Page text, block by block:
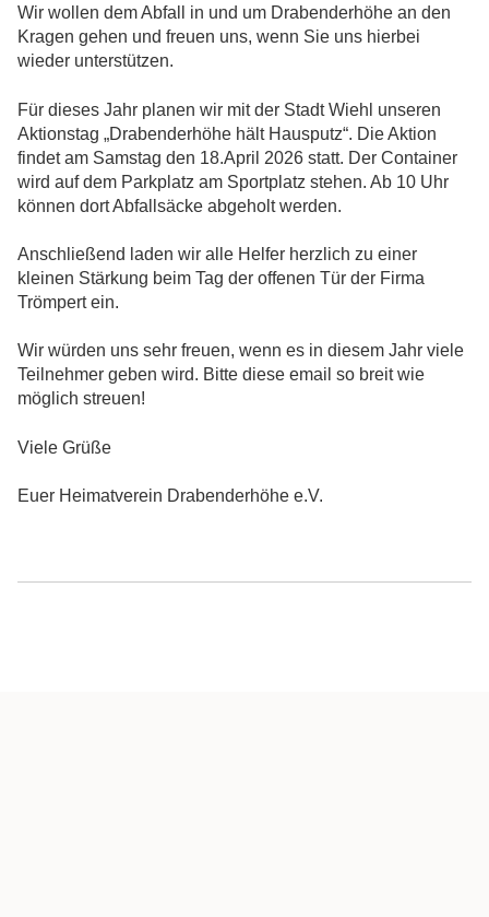
Wir wollen dem Abfall in und um Drabenderhöhe an den
Kragen gehen und freuen uns, wenn Sie uns hierbei
wieder unterstützen.
Für dieses Jahr planen wir mit der Stadt Wiehl unseren
Aktionstag „Drabenderhöhe hält Hausputz“. Die Aktion
findet am Samstag den 18.April 2026 statt. Der Container
wird auf dem Parkplatz am Sportplatz stehen. Ab 10 Uhr
können dort Abfallsäcke abgeholt werden.
Anschließend laden wir alle Helfer herzlich zu einer
kleinen Stärkung beim Tag der offenen Tür der Firma
Trömpert ein.
Wir würden uns sehr freuen, wenn es in diesem Jahr viele
Teilnehmer geben wird. Bitte diese email so breit wie
möglich streuen!
Viele Grüße
Euer Heimatverein Drabenderhöhe e.V.